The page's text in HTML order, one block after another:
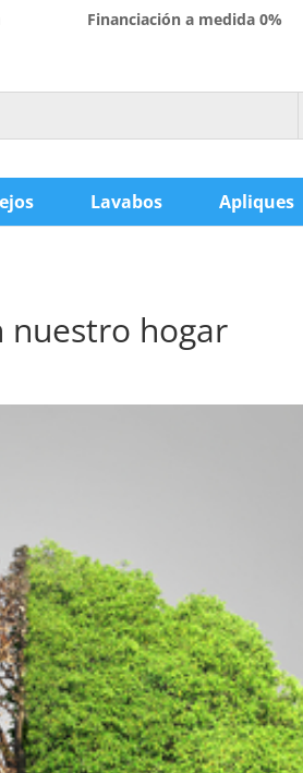
Financiación a medida 0%
Lavabos Apliques
nuestro hogar